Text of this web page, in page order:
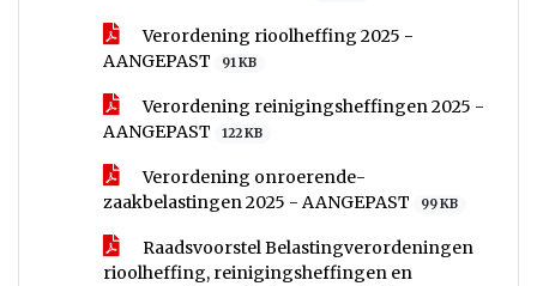
Verordening rioolheffing 2025 -
AANGEPAST
91 KB
Verordening reinigingsheffingen 2025 -
AANGEPAST
122 KB
Verordening onroerende-
zaakbelastingen 2025 - AANGEPAST
99 KB
Raadsvoorstel Belastingverordeningen
rioolheffing, reinigingsheffingen en